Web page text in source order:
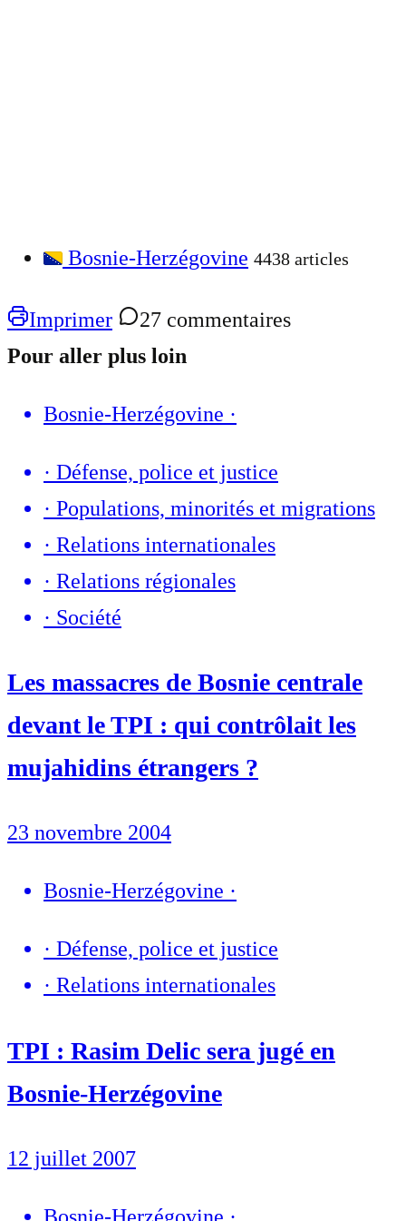
Bosnie-Herzégovine 4438 articles
Imprimer
27 commentaires
Pour aller plus loin
Bosnie-Herzégovine ·
· Défense, police et justice
· Populations, minorités et migrations
· Relations internationales
· Relations régionales
· Société
Les massacres de Bosnie centrale
devant le TPI : qui contrôlait les
mujahidins étrangers ?
23 novembre 2004
Bosnie-Herzégovine ·
· Défense, police et justice
· Relations internationales
TPI : Rasim Delic sera jugé en
Bosnie-Herzégovine
12 juillet 2007
Bosnie-Herzégovine ·